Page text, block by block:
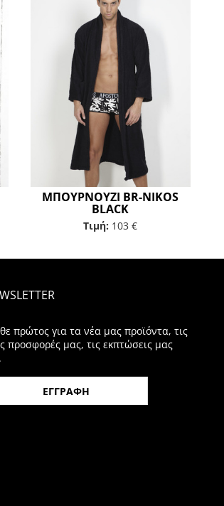
ΜΠΟΥΡΝΟΥΖΙ BR-NIKOS
BLACK
Τιμή: 103 €
πρώτος για τα νέα μας προϊόντα, τις
προσφορές μας, τις εκπτώσεις μας
ΕΓΓΡΑΦΗ